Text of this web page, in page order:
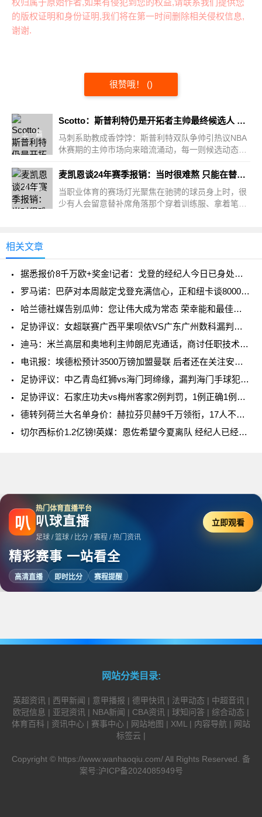
权归属于原始作者,如果有侵犯到您的权益,请联系我们提供您
的版权证明和身份证明,我们将在第一时间删除相关侵权信息,
谢谢.
很赞哦！ ()
上一篇
Scotto：斯普利特仍是开拓者主帅最终候选人 同时公牛也对他有意
马刺系助教成香饽饽：斯普利特双队争帅引热议NBA
休赛期的主帅市场向来暗流涌动，每一则候选动态都
下一篇
麦凯恩谈24年赛季报销：当时很难熬 只能在替补席尽可能观察学习
当职业体育的赛场灯光聚焦在驰骋的球员身上时，很
少有人会留意替补席角落那个穿着训练服、拿着笔记
相关文章
据悉报价8千万欧+奖金!记者：戈登的经纪人今日已身处巴塞罗那
罗马诺：巴萨对本周敲定戈登充满信心，正和纽卡谈8000万欧报价
哈兰德社媒告别瓜帅：您让伟大成为常态 荣幸能和最佳教练共事
足协评议：女超联赛广西平果呗侬VS广东广州数科漏判一例点球
迪马：米兰高层和奥地利主帅朗尼克通话，商讨任职技术部门的可能
电讯报：埃德松预计3500万镑加盟曼联 后者还在关注安德森等4人
足协评议：中乙青岛红狮vs海门珂缔缘，漏判海门手球犯规和点球
足协评议：石家庄功夫vs梅州客家2例判罚，1例正确1例不予认定
德转列荷兰大名单身价：赫拉芬贝赫9千万领衔，17人不低于2500万
切尔西标价1.2亿镑!英媒：恩佐希望今夏离队 经纪人已经联系皇马
叭
热门体育直播平台
叭球直播
足球 / 篮球 / 比分 / 赛程 / 热门资讯
精彩赛事 一站看全
高清直播 即时比分 赛程提醒
立即观看
网站分类目录:
英超资讯 | 西甲新闻 | 意甲播报 | 德甲快讯 | 法甲动态 | 中超音讯 |
欧冠信息 | 亚冠资讯 | NBA新闻 | CBA资讯 | 球知问答 | 综合动态 |
体育百科 | 资讯中心 | 赛事中心 | 网站地图 | XML | 内容导航 | 网站
标签云 |
Copyright © https://www.wanhaoqiu.com/All Rights Reserved. 备
案号:沪ICP备2024085949号